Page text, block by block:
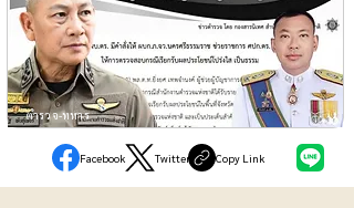
ตำรวจ-ทหาร
Facebook Twitter Copy Link